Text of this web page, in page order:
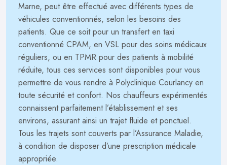
Marne, peut être effectué avec différents types de
véhicules conventionnés, selon les besoins des
patients. Que ce soit pour un transfert en taxi
conventionné CPAM, en VSL pour des soins médicaux
réguliers, ou en TPMR pour des patients à mobilité
réduite, tous ces services sont disponibles pour vous
permettre de vous rendre à Polyclinique Courlancy en
toute sécurité et confort. Nos chauffeurs expérimentés
connaissent parfaitement l’établissement et ses
environs, assurant ainsi un trajet fluide et ponctuel.
Tous les trajets sont couverts par l’Assurance Maladie,
à condition de disposer d’une prescription médicale
appropriée.